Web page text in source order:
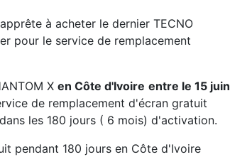
à acheter le dernier TECNO
pour le service de remplacement
X en Côte d'Ivoire entre le 15 juin
de remplacement d'écran gratuit
les 180 jours ( 6 mois) d'activation.
pendant 180 jours en Côte d'Ivoire